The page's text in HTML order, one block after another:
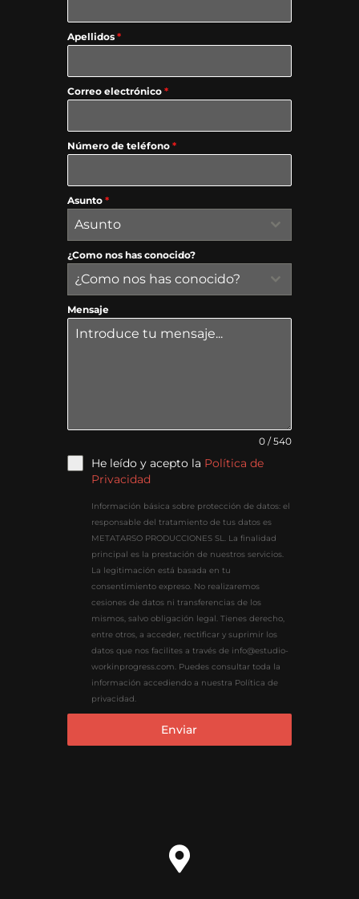
Apellidos*
Correo electrónico*
Número de teléfono*
Asunto*
Asunto
¿Como nos has conocido?
¿Como nos has conocido?
Mensaje
0 / 540
He leído y acepto la Política de
Privacidad
Información básica sobre protección de datos: el
responsable del tratamiento de tus datos es
METATARSO PRODUCCIONES SL. La finalidad
principal es la prestación de nuestros servicios.
La legitimación está basada en tu
consentimiento expreso. No realizaremos
cesiones de datos ni transferencias de los
mismos, salvo obligación legal. Tienes derecho,
entre otros, a acceder, rectificar y suprimir los
datos que nos facilites a través de info@estudio-
workinprogress.com. Puedes consultar toda la
información accediendo a nuestra Política de
privacidad.
Enviar
